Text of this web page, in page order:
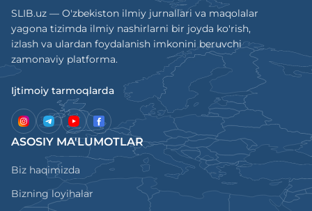
SLIB.uz — O'zbekiston ilmiy jurnallari va maqolalar
yagona tizimda ilmiy nashirlarni bir joyda ko'rish,
izlash va ulardan foydalanish imkonini beruvchi
zamonaviy platforma.
Ijtimoiy tarmoqlarda
ASOSIY MA'LUMOTLAR
Biz haqimizda
Bizning loyihalar